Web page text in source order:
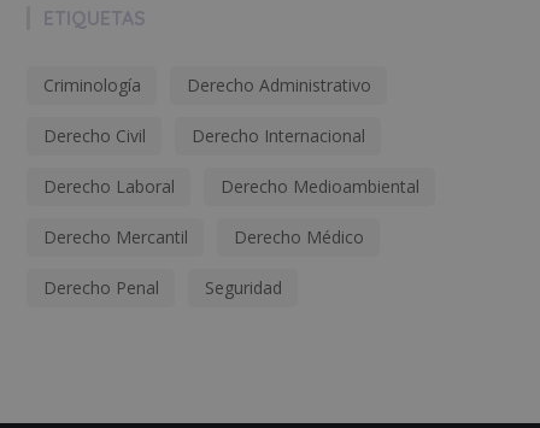
ETIQUETAS
Criminología Derecho Administrativo
Derecho Civil Derecho Internacional
Derecho Laboral Derecho Medioambiental
Derecho Mercantil Derecho Médico
Derecho Penal Seguridad